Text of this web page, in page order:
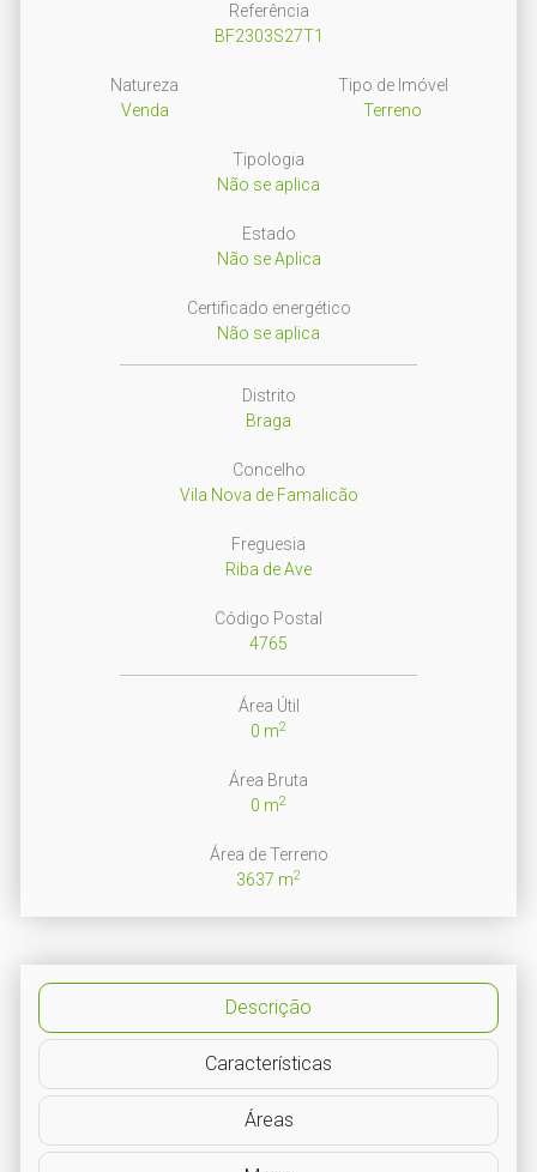
Referência
BF2303S27T1
Natureza
Venda
Tipo de Imóvel
Terreno
Tipologia
Não se aplica
Estado
Não se Aplica
Certificado energético
Não se aplica
Distrito
Braga
Concelho
Vila Nova de Famalicão
Freguesia
Riba de Ave
Código Postal
4765
Área Útil
0 m2
Área Bruta
0 m2
Área de Terreno
3637 m2
Descrição
Características
Áreas